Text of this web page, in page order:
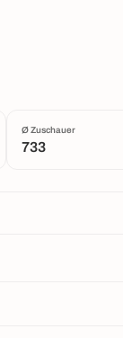
Ø Zuschauer
733